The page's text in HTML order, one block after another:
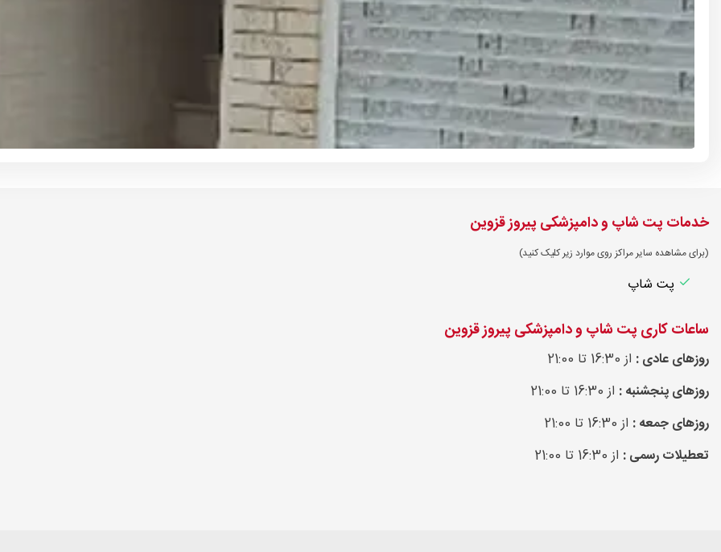
خدمات پت شاپ و دامپزشکی پیروز قزوین
(برای مشاهده سایر مراکز روی موارد زیر کلیک کنید)
پت شاپ
ساعات کاری پت شاپ و دامپزشکی پیروز قزوین
روزهای عادی : از 16:30 تا 21:00
روزهای پنجشنبه : از 16:30 تا 21:00
روزهای جمعه : از 16:30 تا 21:00
تعطیلات رسمی : از 16:30 تا 21:00